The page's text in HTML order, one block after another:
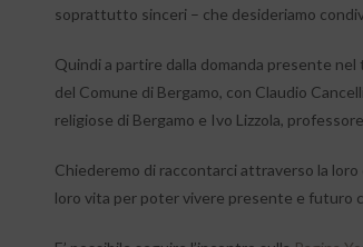
soprattutto sinceri – che desideriamo
Quindi a partire dalla domanda presente
del Comune di Bergamo, con Claudio
religiose di Bergamo e Ivo Lizzola,
Chiederemo di raccontarci attraverso la
loro vita per poter vivere presente e futuro